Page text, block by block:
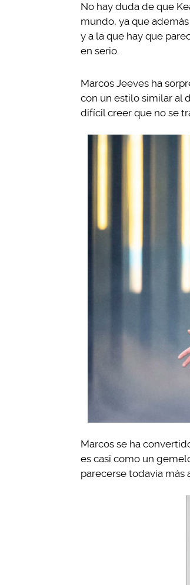
No hay duda de que
mundo, ya que
y a la que hay que
en serio.
Marcos Jeeves ha
con un estilo similar al
difícil creer que no se
Marcos se ha
es casi como un
parecerse todavía más